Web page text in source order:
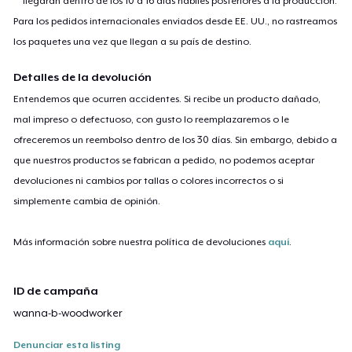
Para los pedidos internacionales enviados desde EE. UU., no rastreamos
los paquetes una vez que llegan a su país de destino.
Detalles de la devolución
Entendemos que ocurren accidentes. Si recibe un producto dañado,
mal impreso o defectuoso, con gusto lo reemplazaremos o le
ofreceremos un reembolso dentro de los 30 días. Sin embargo, debido a
que nuestros productos se fabrican a pedido, no podemos aceptar
devoluciones ni cambios por tallas o colores incorrectos o si
simplemente cambia de opinión.
Más información sobre nuestra política de devoluciones aquí.
ID de campaña
wanna-b-woodworker
Denunciar esta listing